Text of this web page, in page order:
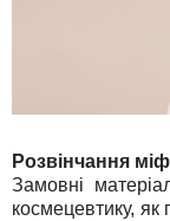
Розвінчання
Замовні
космецевтику, як